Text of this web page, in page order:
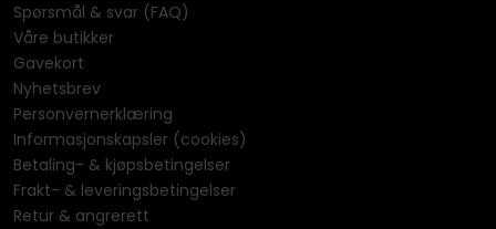
Spørsmål & svar (FAQ)
Våre butikker
Gavekort
Nyhetsbrev
Personvernerklæring
Informasjonskapsler (cookies)
Betaling- & kjøpsbetingelser
Frakt- & leveringsbetingelser
Retur & angrerett